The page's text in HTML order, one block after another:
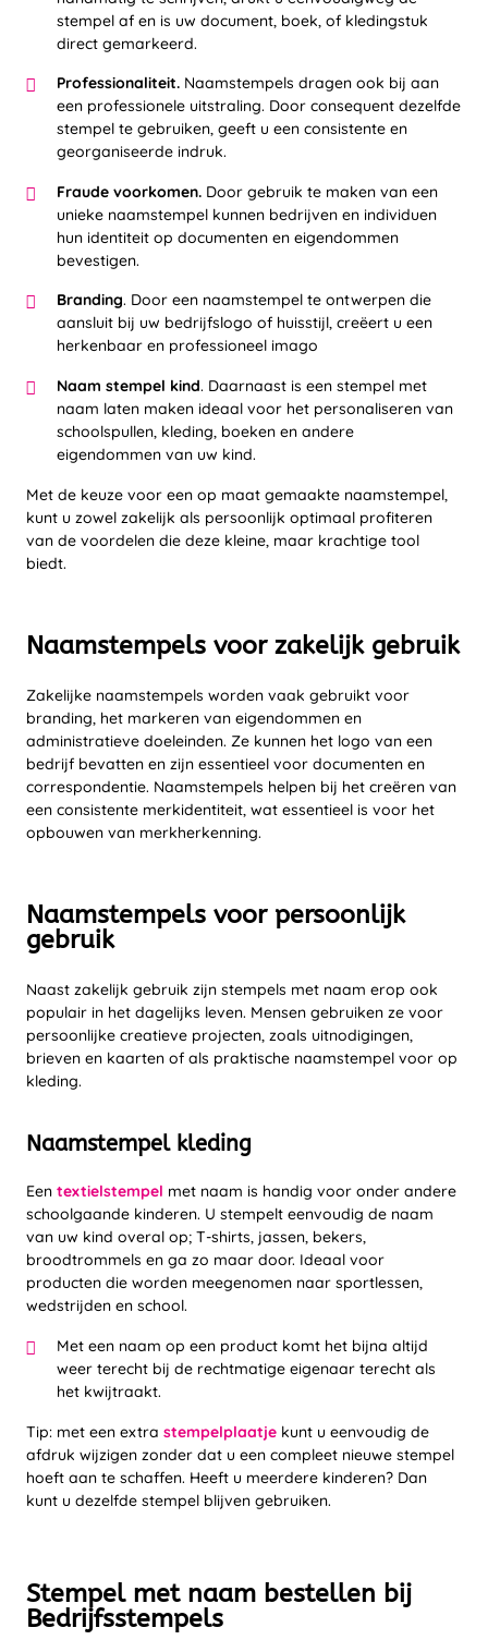
stempel af en is uw document, boek, of kledingstuk
direct gemarkeerd.
Professionaliteit. Naamstempels dragen ook bij aan
een professionele uitstraling. Door consequent dezelfde
stempel te gebruiken, geeft u een consistente en
georganiseerde indruk.
Fraude voorkomen. Door gebruik te maken van een
unieke naamstempel kunnen bedrijven en individuen
hun identiteit op documenten en eigendommen
bevestigen.
Branding. Door een naamstempel te ontwerpen die
aansluit bij uw bedrijfslogo of huisstijl, creëert u een
herkenbaar en professioneel imago
Naam stempel kind. Daarnaast is een stempel met
naam laten maken ideaal voor het personaliseren van
schoolspullen, kleding, boeken en andere
eigendommen van uw kind.
Met de keuze voor een op maat gemaakte naamstempel,
kunt u zowel zakelijk als persoonlijk optimaal profiteren
van de voordelen die deze kleine, maar krachtige tool
biedt.
Naamstempels voor zakelijk gebruik
Zakelijke naamstempels worden vaak gebruikt voor
branding, het markeren van eigendommen en
administratieve doeleinden. Ze kunnen het logo van een
bedrijf bevatten en zijn essentieel voor documenten en
correspondentie. Naamstempels helpen bij het creëren van
een consistente merkidentiteit, wat essentieel is voor het
opbouwen van merkherkenning.
Naamstempels voor persoonlijk
gebruik
Naast zakelijk gebruik zijn stempels met naam erop ook
populair in het dagelijks leven. Mensen gebruiken ze voor
persoonlijke creatieve projecten, zoals uitnodigingen,
brieven en kaarten of als praktische naamstempel voor op
kleding.
Naamstempel kleding
Een textielstempel met naam is handig voor onder andere
schoolgaande kinderen. U stempelt eenvoudig de naam
van uw kind overal op; T-shirts, jassen, bekers,
broodtrommels en ga zo maar door. Ideaal voor
producten die worden meegenomen naar sportlessen,
wedstrijden en school.
Met een naam op een product komt het bijna altijd
weer terecht bij de rechtmatige eigenaar terecht als
het kwijtraakt.
Tip: met een extra stempelplaatje kunt u eenvoudig de
afdruk wijzigen zonder dat u een compleet nieuwe stempel
hoeft aan te schaffen. Heeft u meerdere kinderen? Dan
kunt u dezelfde stempel blijven gebruiken.
Stempel met naam bestellen bij
Bedrijfsstempels